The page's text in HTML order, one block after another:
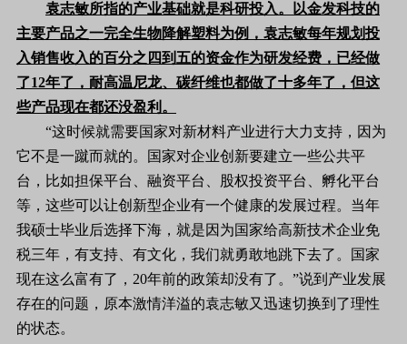
袁志敏所指的产业基础就是科研投入。以金发科技的
主要产品之一完全生物降解塑料为例，袁志敏每年规划投
入销售收入的百分之四到五的资金作为研发经费，已经做
了12年了，耐高温尼龙、碳纤维也都做了十多年了，但这
些产品现在都还没盈利。
“这时候就需要国家对新材料产业进行大力支持，因为
它不是一蹴而就的。国家对企业创新要建立一些公共平
台，比如担保平台、融资平台、股权投资平台、孵化平台
等，这些可以让创新型企业有一个健康的发展过程。当年
我硕士毕业后选择下海，就是因为国家给高新技术企业免
税三年，有支持、有文化，我们就勇敢地跳下去了。国家
现在这么富有了，20年前的政策却没有了。”说到产业发展
存在的问题，原本激情洋溢的袁志敏又迅速切换到了理性
的状态。